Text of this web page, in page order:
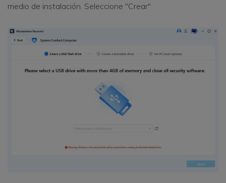
medio de instalación. Seleccione "Crear"